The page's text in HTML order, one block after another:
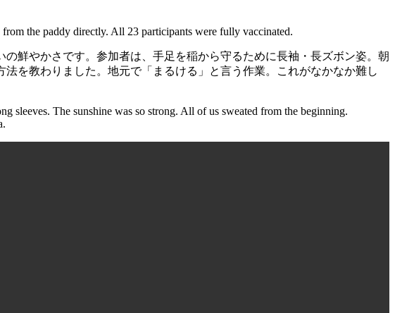
the paddy directly. All 23 participants were fully vaccinated.
鮮やかさです。参加者は、手足を稲から守るために長袖・長ズボン姿。朝
を教わりました。地元で「まるける」と言う作業。これがなかなか難し
sleeves. The sunshine was so strong. All of us sweated from the beginning.